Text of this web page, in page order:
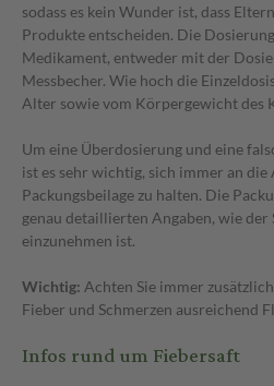
sodass es kein Wunder ist, dass
Produkte entscheiden. Die
Medikament, entweder mit der
Messbecher. Wie hoch die
Alter sowie vom Körpergewicht des
Um eine Überdosierung und eine
ist es sehr wichtig, sich immer an die
Packungsbeilage zu halten. Die
genau detaillierten Angaben, wie
einzunehmen ist.
Wichtig: Achten Sie immer
Fieber und Schmerzen ausreichend
Infos rund um Fiebersaft